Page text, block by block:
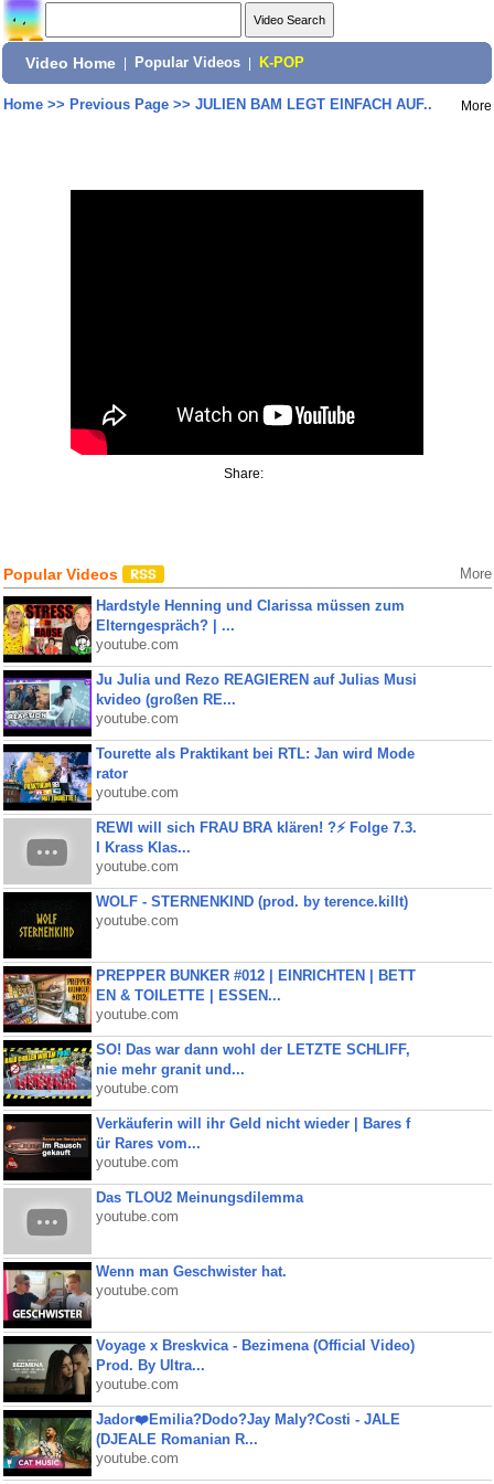
Video Home Popular Videos K-POP
Home>> Previous Page>> JULIEN BAM LEGT EINFACH AUF.. More
Share:
Popular Videos More
Hardstyle Henning und Clarissa müssen zum
Elterngespräch? | ...
youtube.com
Ju Julia und Rezo REAGIEREN auf Julias Musi
kvideo (großen RE...
youtube.com
Tourette als Praktikant bei RTL: Jan wird Mode
rator
youtube.com
REWI will sich FRAU BRA klären! ?⚡️ Folge 7.3.
I Krass Klas...
youtube.com
WOLF - STERNENKIND (prod. by terence.killt)
youtube.com
PREPPER BUNKER #012 | EINRICHTEN | BETT
EN & TOILETTE | ESSEN...
youtube.com
SO! Das war dann wohl der LETZTE SCHLIFF,
nie mehr granit und...
youtube.com
Verkäuferin will ihr Geld nicht wieder | Bares f
ür Rares vom...
youtube.com
Das TLOU2 Meinungsdilemma
youtube.com
Wenn man Geschwister hat.
youtube.com
Voyage x Breskvica - Bezimena (Official Video)
Prod. By Ultra...
youtube.com
Jador❤️Emilia?Dodo?Jay Maly?Costi - JALE
(DJEALE Romanian R...
youtube.com